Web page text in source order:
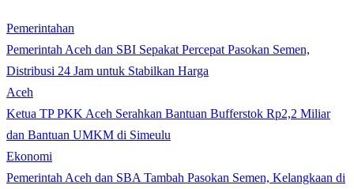
Pemerintahan
Pemerintah Aceh dan SBI Sepakat Percepat Pasokan Semen,
Distribusi 24 Jam untuk Stabilkan Harga
Aceh
Ketua TP PKK Aceh Serahkan Bantuan Bufferstok Rp2,2 Miliar
dan Bantuan UMKM di Simeulu
Ekonomi
Pemerintah Aceh dan SBA Tambah Pasokan Semen, Kelangkaan di